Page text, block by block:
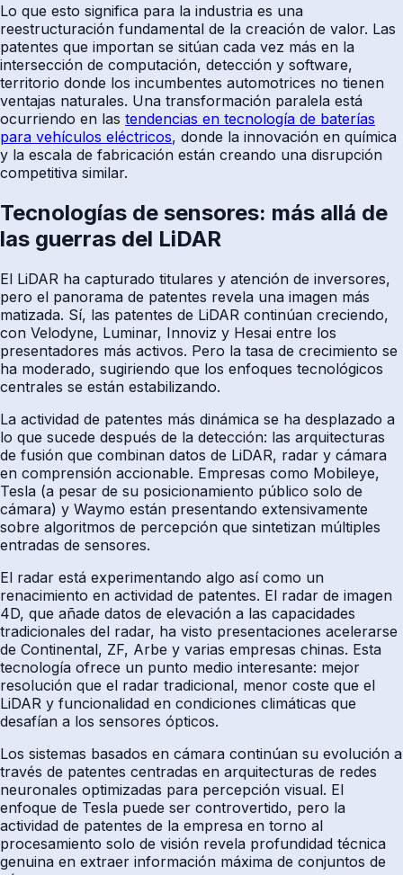
Lo que esto significa para la industria es una
reestructuración fundamental de la creación de valor. Las
patentes que importan se sitúan cada vez más en la
intersección de computación, detección y software,
territorio donde los incumbentes automotrices no tienen
ventajas naturales. Una transformación paralela está
ocurriendo en las tendencias en tecnología de baterías
para vehículos eléctricos, donde la innovación en química
y la escala de fabricación están creando una disrupción
competitiva similar.
Tecnologías de sensores: más allá de
las guerras del LiDAR
El LiDAR ha capturado titulares y atención de inversores,
pero el panorama de patentes revela una imagen más
matizada. Sí, las patentes de LiDAR continúan creciendo,
con Velodyne, Luminar, Innoviz y Hesai entre los
presentadores más activos. Pero la tasa de crecimiento se
ha moderado, sugiriendo que los enfoques tecnológicos
centrales se están estabilizando.
La actividad de patentes más dinámica se ha desplazado a
lo que sucede después de la detección: las arquitecturas
de fusión que combinan datos de LiDAR, radar y cámara
en comprensión accionable. Empresas como Mobileye,
Tesla (a pesar de su posicionamiento público solo de
cámara) y Waymo están presentando extensivamente
sobre algoritmos de percepción que sintetizan múltiples
entradas de sensores.
El radar está experimentando algo así como un
renacimiento en actividad de patentes. El radar de imagen
4D, que añade datos de elevación a las capacidades
tradicionales del radar, ha visto presentaciones acelerarse
de Continental, ZF, Arbe y varias empresas chinas. Esta
tecnología ofrece un punto medio interesante: mejor
resolución que el radar tradicional, menor coste que el
LiDAR y funcionalidad en condiciones climáticas que
desafían a los sensores ópticos.
Los sistemas basados en cámara continúan su evolución a
través de patentes centradas en arquitecturas de redes
neuronales optimizadas para percepción visual. El
enfoque de Tesla puede ser controvertido, pero la
actividad de patentes de la empresa en torno al
procesamiento solo de visión revela profundidad técnica
genuina en extraer información máxima de conjuntos de